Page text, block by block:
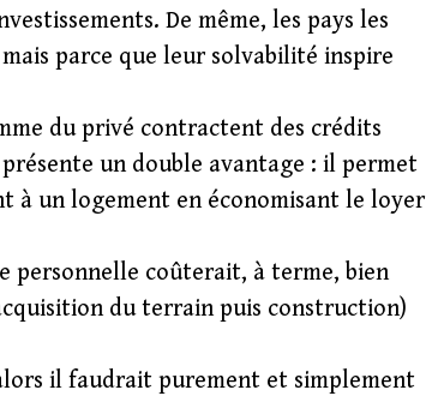
De même, les pays les
parce que leur solvabilité inspire
du privé contractent des crédits
un double avantage : il permet
à un logement en économisant le loyer
personnelle coûterait, à terme, bien
du terrain puis construction)
il faudrait purement et simplement